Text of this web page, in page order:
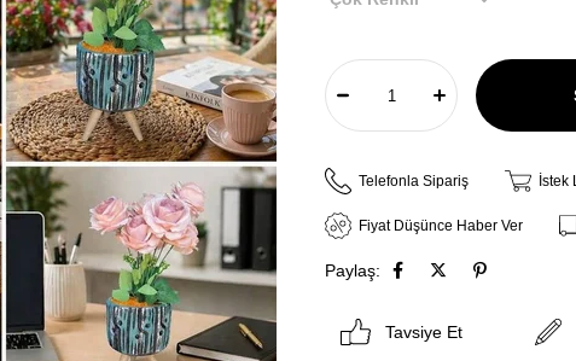
Telefonla Sipariş İstek
Fiyat Düşünce Haber Ver
Paylaş:
Tavsiye Et